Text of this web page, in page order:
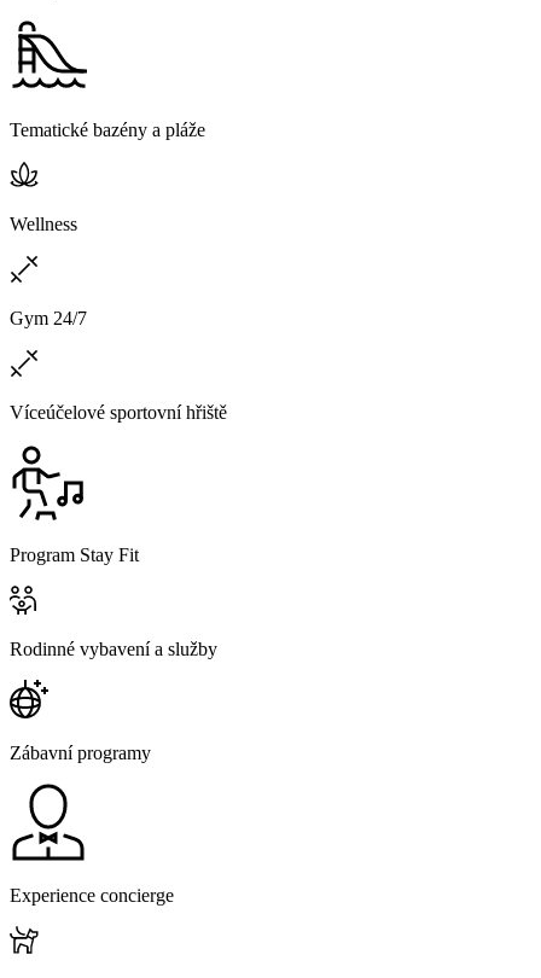
Tematické bazény a pláže
Wellness
Gym 24/7
Víceúčelové sportovní hřiště
Program Stay Fit
Rodinné vybavení a služby
Zábavní programy
Experience concierge